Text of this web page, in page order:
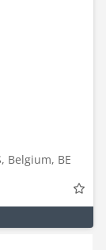
Belgium, BE